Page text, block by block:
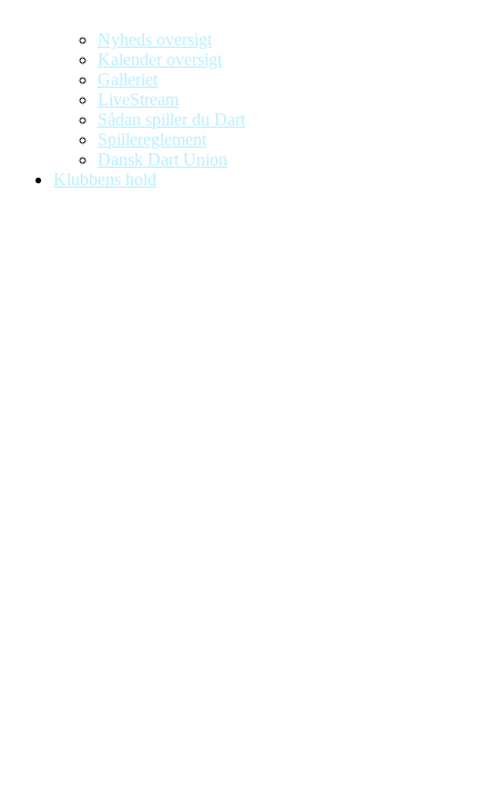
Nyheds oversigt
Kalender oversigt
Galleriet
LiveStream
Sådan spiller du Dart
Spillereglement
Dansk Dart Union
Klubbens hold